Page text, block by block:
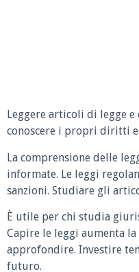
Leggere articoli di legge
conoscere i propri diritti
La comprensione delle
informate. Le leggi
sanzioni. Studiare gli
È utile per chi studia
Capire le leggi aumenta
approfondire. Investire
futuro.